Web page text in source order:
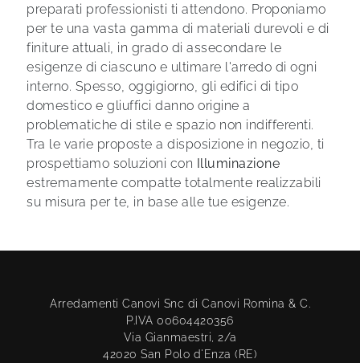
preparati professionisti ti attendono. Proponiamo
per te una vasta gamma di materiali durevoli e di
finiture attuali, in grado di assecondare le
esigenze di ciascuno e ultimare l'arredo di ogni
interno. Spesso, oggigiorno, gli edifici di tipo
domestico e gliuffici danno origine a
problematiche di stile e spazio non indifferenti.
Tra le varie proposte a disposizione in negozio, ti
prospettiamo soluzioni con Illuminazione
estremamente compatte totalmente realizzabili
su misura per te, in base alle tue esigenze.
Arredamenti Canovi Snc di Canovi Romina & C.
P.IVA 00604420356
Via Gianmaestri, 2/a
42020 San Polo d'Enza (RE)